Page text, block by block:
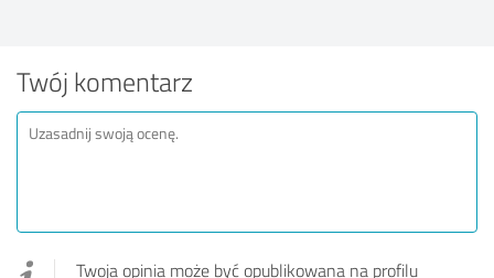
Twój komentarz
Twoja opinia może być opublikowana na profilu